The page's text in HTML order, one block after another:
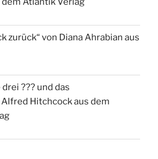
zurück“ von Diana Ahrabian aus
??? und das
Hitchcock aus dem